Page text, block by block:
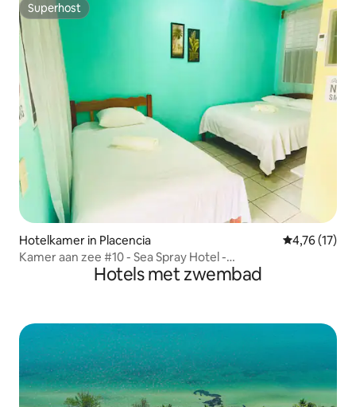
Superhost
Superhost
Hotelkamer in Placencia Gemiddelde
4,76 (17)
Kamer aan zee #10 - Sea Spray Hotel -
BenedenverdiepingHotels met zwembad